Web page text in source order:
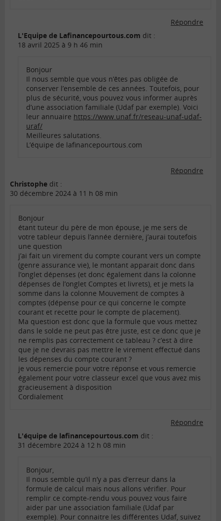
Répondre
L'Equipe de Lafinancepourtous.com dit :
18 avril 2025 à 9 h 46 min
Bonjour
Il nous semble que vous n’êtes pas obligée de
conserver l’ensemble de ces années. Toutefois, pour
plus de sécurité, vous pouvez vous informer auprès
d’une association familiale (Udaf par exemple). Voici
leur annuaire https://www.unaf.fr/reseau-unaf-udaf-
uraf/
Meilleures salutations.
L’équipe de lafinancepourtous.com
Répondre
Christophe dit :
30 décembre 2024 à 11 h 08 min
Bonjour
étant tuteur du père de mon épouse, je me sers de
votre tableur depuis l’année dernière, j’aurai toutefois
une question
j’ai fait un virement du compte courant vers un compte
(genre assurance vie), le montant apparait donc dans
l’onglet dépenses (et donc également dans la colonne
dépenses de l’onglet Comptes et livrets), et je mets la
somme dans la colonne Mouvement de comptes à
comptes (dépense pour ce qui concerne le compte
courant et recette pour le compte de placement).
Ma question est donc que la formule que vous mettez
dans le solde ne peut pas être juste, est ce donc que je
ne remplis pas correctement ce tableau ? c’est à dire
que je ne devrais pas mettre le virement effectué dans
les dépenses du compte courant ?
je vous remercie pour votre réponse et vous remercie
également pour votre classeur excel que vous avez mis
gracieusement à disposition
Cordialement
Répondre
L'équipe de lafinancepourtous.com dit :
31 décembre 2024 à 12 h 08 min
Bonjour,
Il nous semble qu’il n’y a pas d’erreur dans la
formule de calcul mais nous allons vérifier. Pour
remplir ce compte-rendu vous pouvez vous faire
aider par une association familiale (Udaf par
exemple). Pour connaitre les différentes Udaf, suivez